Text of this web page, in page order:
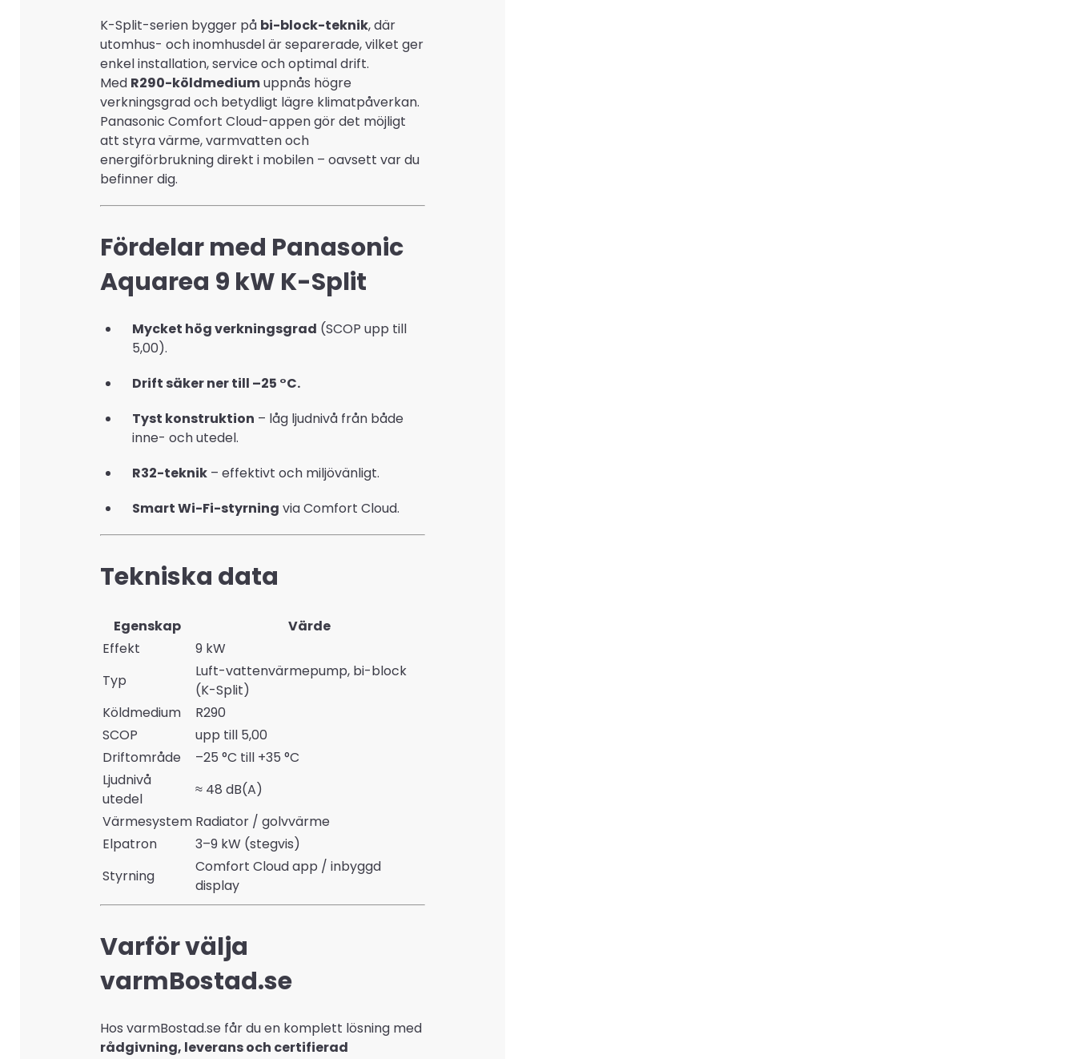
K-Split-serien bygger på bi-block-teknik, där
utomhus- och inomhusdel är separerade, vilket ger
enkel installation, service och optimal drift.
Med R290-köldmediumuppnås högre
verkningsgrad och betydligt lägre klimatpåverkan.
Panasonic Comfort Cloud-appen gör det möjligt
att styra värme, varmvatten och
energiförbrukning direkt i mobilen – oavsett var du
befinner dig.
Fördelar med Panasonic
Aquarea 9 kW K-Split
Mycket hög verkningsgrad (SCOP upp till
5,00).
Drift säker ner till –25 °C.
Tyst konstruktion – låg ljudnivå från både
inne- och utedel.
R32-teknik – effektivt och miljövänligt.
Smart Wi-Fi-styrning via Comfort Cloud.
Tekniska data
Egenskap
Värde
Effekt
9 kW
Typ
Luft-vattenvärmepump, bi-block
(K-Split)
Köldmedium
R290
SCOP
upp till 5,00
Driftområde
–25 °C till +35 °C
Ljudnivå
utedel
≈ 48 dB(A)
Värmesystem Radiator / golvvärme
Elpatron
3–9 kW (stegvis)
Styrning
Comfort Cloud app / inbyggd
display
Varför välja
varmBostad.se
Hos varmBostad.se får du en komplett lösning med
rådgivning, leverans och certifierad